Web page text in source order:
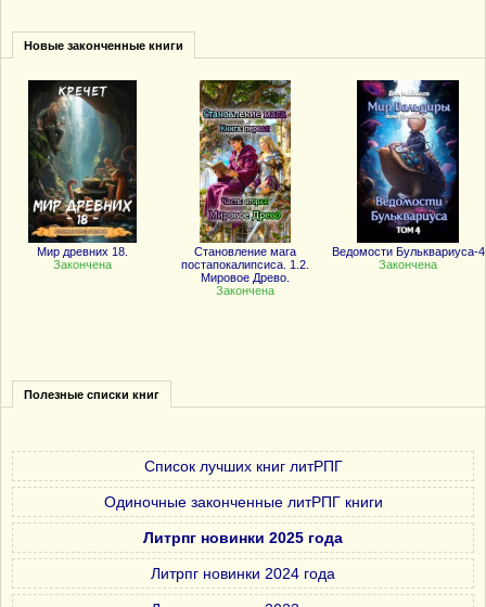
Новые законченные книги
Мир древних 18.
Закончена
Становление мага
постапокалипсиса. 1.2.
Мировое Древо.
Закончена
Ведомости Бульквариуса-4
Закончена
Полезные списки книг
Список лучших книг литРПГ
Одиночные законченные литРПГ книги
Литрпг новинки 2025 года
Литрпг новинки 2024 года